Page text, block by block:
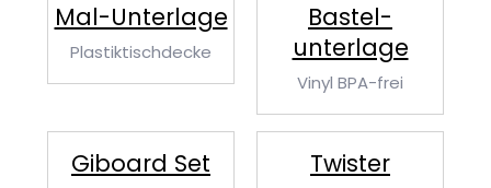
Mal-Unterlage
Plastiktischdecke
Bastel­
unterlage
Vinyl BPA-frei
Giboard Set Twister